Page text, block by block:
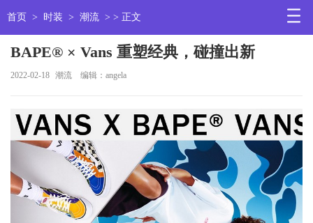
首页 > 时装 > 潮流 > > 正文
BAPE® × Vans 重塑经典，碰撞出新
2022-02-18 潮流 编辑：angela